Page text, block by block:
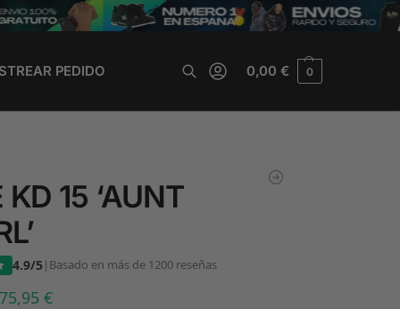
PEDIDO 0,00€ 0
15 ‘AUNT
4.9/5| Basado en más de 1200 reseñas
75,95€